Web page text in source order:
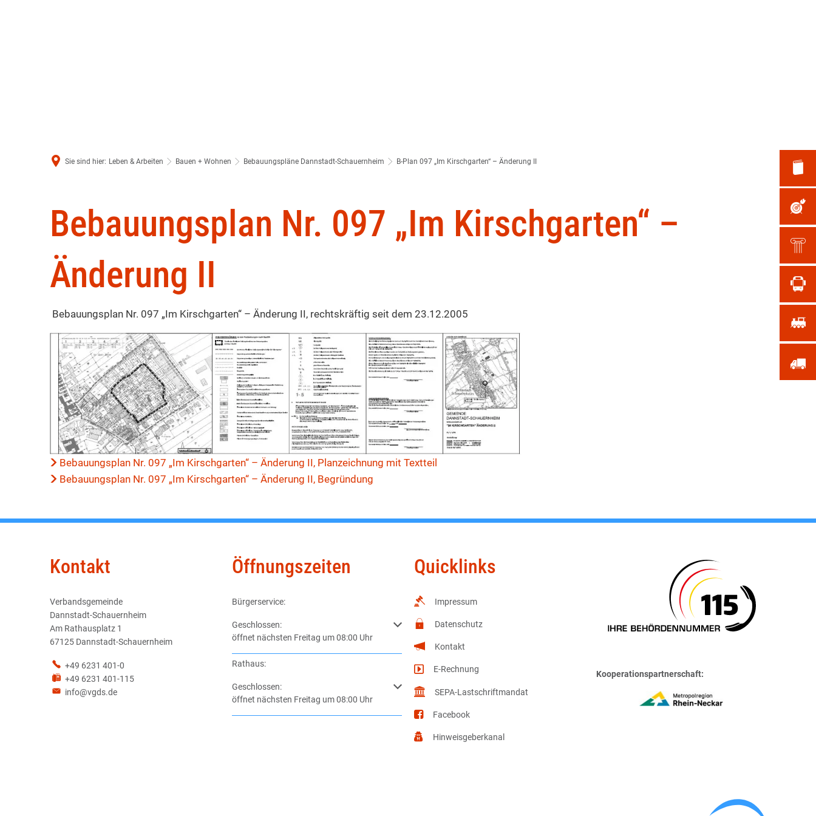
Sie sind hier: Leben & Arbeiten Bauen + Wohnen Bebauungspläne Dannstadt-Schauernheim B-Plan 097 „Im Kirschgarten“ – Änderung II
Plan
097
Kirschgarten“
Änderung
Bebauungsplan Nr. 097 „Im Kirschgarten“ –
Änderung II
Bebauungsplan Nr. 097 „Im Kirschgarten“ – Änderung II, rechtskräftig seit dem 23.12.2005
Bebauungsplan Nr. 097 „Im Kirschgarten“ – Änderung II, Planzeichnung mit Textteil
Bebauungsplan Nr. 097 „Im Kirschgarten“ – Änderung II, Begründung
Kontakt
Verbandsgemeinde
Dannstadt-Schauernheim
Am Rathausplatz 1
67125 Dannstadt-Schauernheim
+49 6231 401-0
+49 6231 401-115
info@vgds.de
Öffnungszeiten
Bürgerservice:
Klicken, um weitere Öffnungs- oder Schließzeiten auszublenden
Geschlossen:
öffnet nächsten Freitag um 08:00 Uhr
Rathaus:
Klicken, um weitere Öffnungs- oder Schließzeiten auszublenden
Geschlossen:
öffnet nächsten Freitag um 08:00 Uhr
Quicklinks
Impressum
Datenschutz
Kontakt
E-Rechnung
SEPA-Lastschriftmandat
Facebook
Hinweisgeberkanal
Kooperationspartnerschaft: